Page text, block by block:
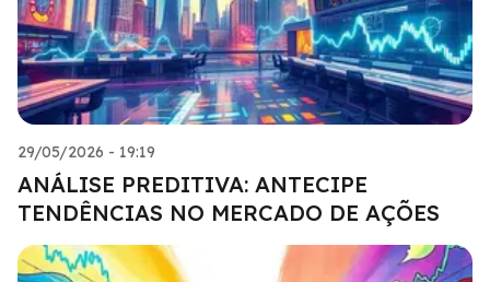
29/05/2026 - 19:19
ANÁLISE PREDITIVA: ANTECIPE
TENDÊNCIAS NO MERCADO DE AÇÕES